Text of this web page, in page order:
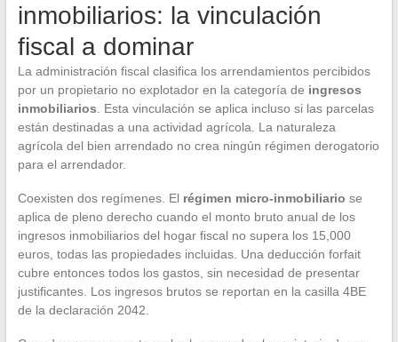
inmobiliarios: la vinculación
fiscal a dominar
La administración fiscal clasifica los arrendamientos percibidos
por un propietario no explotador en la categoría de ingresos
inmobiliarios . Esta vinculación se aplica incluso si las parcelas
están destinadas a una actividad agrícola. La naturaleza
agrícola del bien arrendado no crea ningún régimen derogatorio
para el arrendador.
Coexisten dos regímenes. El régimen micro-inmobiliario se
aplica de pleno derecho cuando el monto bruto anual de los
ingresos inmobiliarios del hogar fiscal no supera los 15,000
euros, todas las propiedades incluidas. Una deducción forfait
cubre entonces todos los gastos, sin necesidad de presentar
justificantes. Los ingresos brutos se reportan en la casilla 4BE
de la declaración 2042.